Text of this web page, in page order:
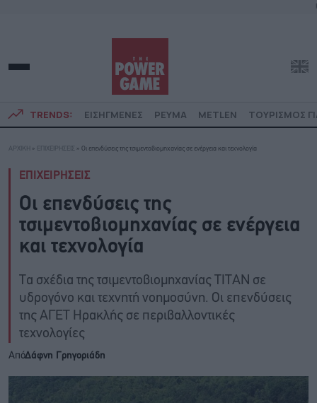
TRENDS: ΕΙΣΗΓΜΕΝΕΣ ΡΕΥΜΑ METLEN ΤΟΥΡΙΣΜΟΣ
ΑΡΧΙΚΗ » ΕΠΙΧΕΙΡΗΣΕΙΣ » Οι επενδύσεις της τσιμεντοβιομηχανίας σε ενέργεια και τεχνολογία
ΕΠΙΧΕΙΡΗΣΕΙΣ
Οι επενδύσεις της
τσιμεντοβιομηχανίας σε ενέργεια
και τεχνολογία
Τα σχέδια της τσιμεντοβιομηχανίας ΤΙΤΑΝ σε
υδρογόνο και τεχνητή νοημοσύνη. Οι επενδύσεις
της ΑΓΕΤ Ηρακλής σε περιβαλλοντικές
τεχνολογίες
ΑπόΔάφνη Γρηγοριάδη